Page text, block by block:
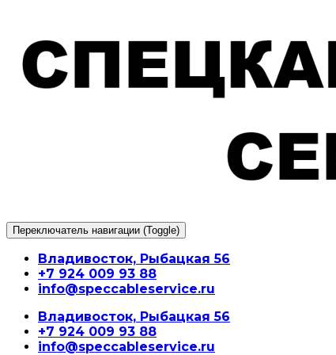
содержимому
Переключатель навигации (Toggle)
Владивосток, Рыбацкая 56
+7 924 009 93 88
info@speccableservice.ru
Владивосток, Рыбацкая 56
+7 924 009 93 88
info@speccableservice.ru